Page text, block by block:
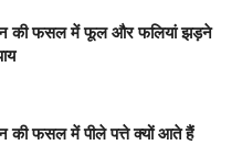
की फसल में फूल और फलियां झड़ने
की फसल में पीले पत्ते क्यों आते हैं